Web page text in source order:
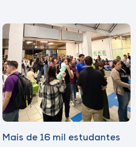
Mais de 16 mil estudantes